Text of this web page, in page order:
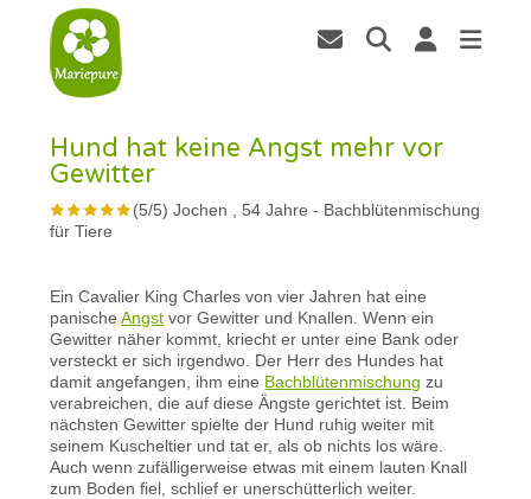
Hund hat keine Angst mehr vor
Gewitter
(5/5)Jochen , 54 Jahre - Bachblütenmischung
für Tiere
Ein Cavalier King Charles von vier Jahren hat eine
panischeAngst vor Gewitter und Knallen. Wenn ein
Gewitter näher kommt, kriecht er unter eine Bank oder
versteckt er sich irgendwo. Der Herr des Hundes hat
damit angefangen, ihm eine Bachblütenmischung zu
verabreichen, die auf diese Ängste gerichtet ist. Beim
nächsten Gewitter spielte der Hund ruhig weiter mit
seinem Kuscheltier und tat er, als ob nichts los wäre.
Auch wenn zufälligerweise etwas mit einem lauten Knall
zum Boden fiel, schlief er unerschütterlich weiter.